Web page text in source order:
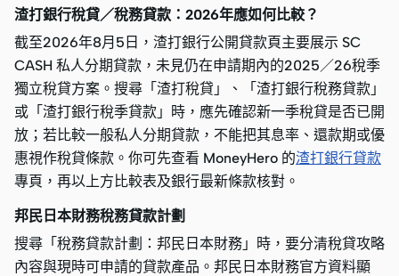
渣打銀行稅貸／稅務貸款：2026年應如何比較？
截至2026年8月5日，渣打銀行公開貸款頁主要展示 SC
CASH 私人分期貸款，未見仍在申請期內的2025／26稅季
獨立稅貸方案。搜尋「渣打稅貸」、「渣打銀行稅務貸款」
或「渣打銀行稅季貸款」時，應先確認新一季稅貸是否已開
放；若比較一般私人分期貸款，不能把其息率、還款期或優
惠視作稅貸條款。你可先查看 MoneyHero 的渣打銀行貸款
專頁，再以上方比較表及銀行最新條款核對。
邦民日本財務稅務貸款計劃
搜尋「稅務貸款計劃：邦民日本財務」時，要分清稅貸攻略
內容與現時可申請的貸款產品。邦民日本財務官方資料顯